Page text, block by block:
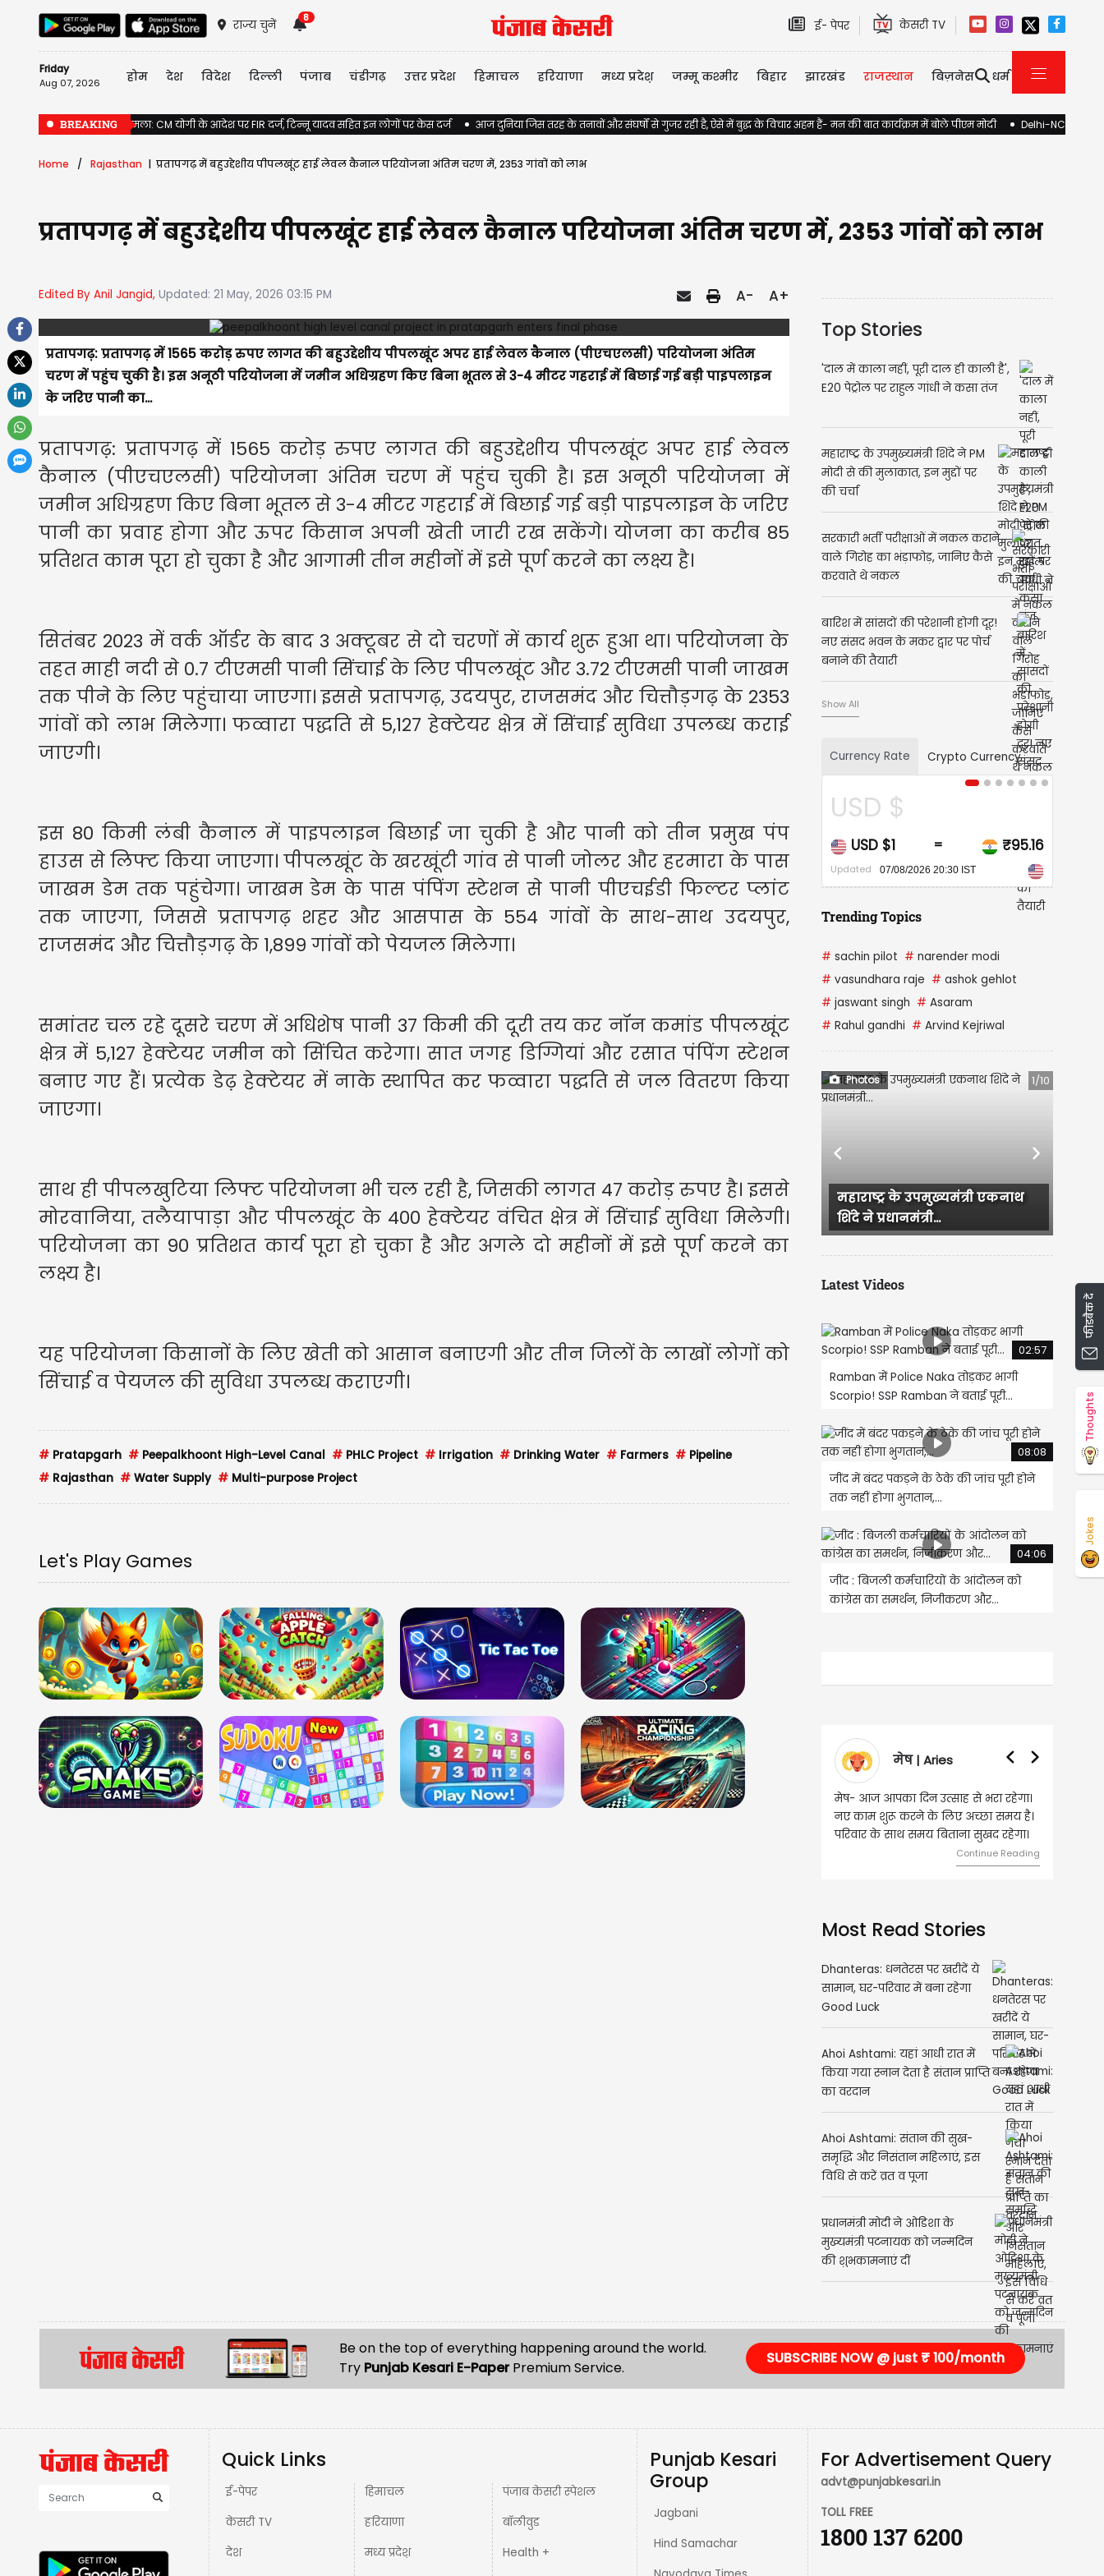
राज्य चुनें
8
ई- पेपर केसरी TV
Friday
Aug 07, 2026 होम देश विदेश दिल्ली पंजाब चंडीगढ़ उत्तर प्रदेश हिमाचल हरियाणा मध्य प्रदेश़ जम्मू कश्मीर बिहार झारखंड राजस्थान बिज़नेस धर्म
BREAKING
राम मंदिर दान गबन मामला: CM योगी के आदेश पर FIR दर्ज, टिन्नू यादव सहित इन लोगों पर केस दर्ज आज दुनिया जिस तरह के तनावों और संघर्षों से गुजर रही है, ऐसे में बुद्ध के विचार अहम हैं- मन की बात कार्यक्रम में बोले पीएम मोदी Delhi-NCR Rain:
Home Rajasthan प्रतापगढ़ में बहुउद्देशीय पीपलखूंट हाई लेवल कैनाल परियोजना अंतिम चरण में, 2353 गांवों को लाभ
प्रतापगढ़ में बहुउद्देशीय पीपलखूंट हाई लेवल कैनाल परियोजना अंतिम चरण में, 2353 गांवों को लाभ
Edited By Anil Jangid, Updated: 21 May, 2026 03:15 PM A- A+
प्रतापगढ़: प्रतापगढ़ में 1565 करोड़ रुपए लागत की बहुउद्देशीय पीपलखूंट अपर हाई लेवल कैनाल (पीएचएलसी) परियोजना अंतिम
चरण में पहुंच चुकी है। इस अनूठी परियोजना में जमीन अधिग्रहण किए बिना भूतल से 3-4 मीटर गहराई में बिछाई गई बड़ी पाइपलाइन
के जरिए पानी का...
प्रतापगढ़: प्रतापगढ़ में 1565 करोड़ रुपए लागत की बहुउद्देशीय पीपलखूंट अपर हाई लेवल
कैनाल (पीएचएलसी) परियोजना अंतिम चरण में पहुंच चुकी है। इस अनूठी परियोजना में
जमीन अधिग्रहण किए बिना भूतल से 3-4 मीटर गहराई में बिछाई गई बड़ी पाइपलाइन के जरिए
पानी का प्रवाह होगा और ऊपर किसान अपनी खेती जारी रख सकेंगे। योजना का करीब 85
प्रतिशत काम पूरा हो चुका है और आगामी तीन महीनों में इसे पूर्ण करने का लक्ष्य है।
सितंबर 2023 में वर्क ऑर्डर के बाद 3 अक्टूबर से दो चरणों में कार्य शुरू हुआ था। परियोजना के
तहत माही नदी से 0.7 टीएमसी पानी सिंचाई के लिए पीपलखूंट और 3.72 टीएमसी पानी जाखम
तक पीने के लिए पहुंचाया जाएगा। इससे प्रतापगढ़, उदयपुर, राजसमंद और चित्तौड़गढ़ के 2353
गांवों को लाभ मिलेगा। फव्वारा पद्धति से 5,127 हेक्टेयर क्षेत्र में सिंचाई सुविधा उपलब्ध कराई
जाएगी।
इस 80 किमी लंबी कैनाल में पाइपलाइन बिछाई जा चुकी है और पानी को तीन प्रमुख पंप
हाउस से लिफ्ट किया जाएगा। पीपलखूंट के खरखूंटी गांव से पानी जोलर और हरमारा के पास
जाखम डेम तक पहुंचेगा। जाखम डेम के पास पंपिंग स्टेशन से पानी पीएचईडी फिल्टर प्लांट
तक जाएगा, जिससे प्रतापगढ़ शहर और आसपास के 554 गांवों के साथ-साथ उदयपुर,
राजसमंद और चित्तौड़गढ़ के 1,899 गांवों को पेयजल मिलेगा।
समांतर चल रहे दूसरे चरण में अधिशेष पानी 37 किमी की दूरी तय कर नॉन कमांड पीपलखूंट
क्षेत्र में 5,127 हेक्टेयर जमीन को सिंचित करेगा। सात जगह डिग्गियां और रसात पंपिंग स्टेशन
बनाए गए हैं। प्रत्येक डेढ़ हेक्टेयर में नाके स्थापित कर फव्वारा पद्धति से जल वितरण किया
जाएगा।
साथ ही पीपलखुटिया लिफ्ट परियोजना भी चल रही है, जिसकी लागत 47 करोड़ रुपए है। इससे
मोरवानिया, तलैयापाड़ा और पीपलखूंट के 400 हेक्टेयर वंचित क्षेत्र में सिंचाई सुविधा मिलेगी।
परियोजना का 90 प्रतिशत कार्य पूरा हो चुका है और अगले दो महीनों में इसे पूर्ण करने का
लक्ष्य है।
यह परियोजना किसानों के लिए खेती को आसान बनाएगी और तीन जिलों के लाखों लोगों को
सिंचाई व पेयजल की सुविधा उपलब्ध कराएगी।
# Pratapgarh # Peepalkhoont High-Level Canal # PHLC Project # Irrigation # Drinking Water # Farmers # Pipeline
# Rajasthan # Water Supply # Multi-purpose Project
Let's Play Games
Top Stories
'दाल में काला नहीं, पूरी दाल ही काली है',
E20 पेट्रोल पर राहुल गांधी ने कसा तंज
महाराष्ट्र के उपमुख्यमंत्री शिंदे ने PM
मोदी से की मुलाकात, इन मुद्दों पर
की चर्चा
सरकारी भर्ती परीक्षाओं में नकल कराने
वाले गिरोह का भंड़ाफोड़, जानिए कैसे
करवाते थे नकल
बारिश में सांसदों की परेशानी होगी दूर!
नए संसद भवन के मकर द्वार पर पोर्च
बनाने की तैयारी
Show All
Currency Rate Crypto Currency
USD $1 = ₹95.16
Updated 07/08/2026 20:30 IST
CAD $1
Updated 07/08/2026 20:30 IST
Trending Topics
# sachin pilot # narender modi
# vasundhara raje # ashok gehlot
# jaswant singh # Asaram
# Rahul gandhi # Arvind Kejriwal
Photos 1/10
महाराष्ट्र के उपमुख्यमंत्री एकनाथ
शिंदे ने प्रधानमंत्री...
CM रेखा गुप्ता और BJP
Previous Next
Latest Videos
02:57
Ramban में Police Naka तोड़कर भागी
Scorpio! SSP Ramban ने बताई पूरी...
08:08
जींद में बंदर पकड़ने के ठेके की जांच पूरी होने
तक नहीं होगा भुगतान,...
04:06
जींद : बिजली कर्मचारियों के आंदोलन को
कांग्रेस का समर्थन, निजीकरण और...
मेष | Aries
मेष- आज आपका दिन उत्साह से भरा रहेगा।
नए काम शुरू करने के लिए अच्छा समय है।
परिवार के साथ समय बिताना सुखद रहेगा।
वृषभ | Taurus
वृष- आज का दिन इस राशि के
लिए शुभ रहने वाला है। धन और
मामलों में सफलता मिलेगी।
मेलजोल बढ़ेगा। आर्थिक निवेश
समझकर...
Most Read Stories
Dhanteras: धनतेरस पर खरीदें ये
सामान, घर-परिवार में बना रहेगा
Ahoi Ashtami: यहां आधी रात में
किया गया स्नान देता है संतान प्राप्ति
Ahoi Ashtami: संतान की सुख-
समृद्धि और निसंतान महिलाएं, इस
प्रधानमंत्री मोदी ने ओडिशा के
मुख्यमंत्री पटनायक को जन्मदिन
Be on the top of everything happening around the world.
SUBSCRIBE NOW @ just ₹ 100/month
Quick Links
ई-पेपर
केसरी TV
हिमाचल
हरियाणा
पंजाब केसरी स्पेशल
बॉलीवुड
Punjab Kesari
Group
Jagbani
For Advertisement Query
advt@punjabkesari.in
TOLL FREE
फीडबैक दें
Thoughts
Jokes